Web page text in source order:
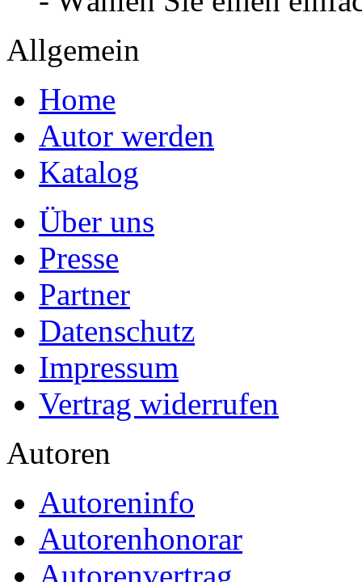
Allgemein
Home
Autor werden
Katalog
Über uns
Presse
Partner
Datenschutz
Impressum
Vertrag widerrufen
Autoren
Autoreninfo
Autorenhonorar